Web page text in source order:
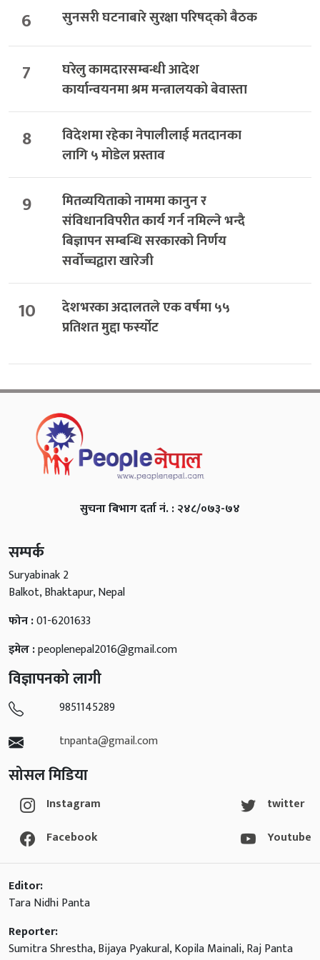
6 सुनसरी घटनाबारे सुरक्षा परिषद्को बैठक
7
घरेलु कामदारसम्बन्धी आदेश
कार्यान्वयनमा श्रम मन्त्रालयको बेवास्ता
8
विदेशमा रहेका नेपालीलाई मतदानका
लागि ५ मोडेल प्रस्ताव
9
मितव्ययिताको नाममा कानुन र
संविधानविपरीत कार्य गर्न नमिल्ने भन्दै
बिज्ञापन सम्बन्धि सरकारको निर्णय
सर्वोच्चद्वारा खारेजी
10
देशभरका अदालतले एक वर्षमा ५५
प्रतिशत मुद्दा फर्स्योट
सुचना बिभाग दर्ता नं. : २४८/०७३-७४
सम्पर्क
Suryabinak 2
Balkot, Bhaktapur, Nepal
फोन :01-6201633
इमेल :peoplenepal2016@gmail.com
विज्ञापनको लागी
9851145289
tnpanta@gmail.com
सोसल मिडिया
Instagram
Facebook
twitter
Youtube
Editor:
Tara Nidhi Panta
Reporter:
Sumitra Shrestha, Bijaya Pyakural, Kopila Mainali, Raj Panta